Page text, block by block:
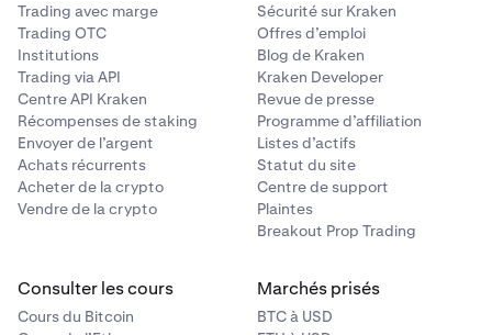
Trading avec marge
Trading OTC
Institutions
Trading via API
Centre API Kraken
Récompenses de staking
Envoyer de l’argent
Achats récurrents
Acheter de la crypto
Vendre de la crypto
Sécurité sur Kraken
Offres d’emploi
Blog de Kraken
Kraken Developer
Revue de presse
Programme d’affiliation
Listes d’actifs
Statut du site
Centre de support
Plaintes
Breakout Prop Trading
Consulter les cours
Cours du Bitcoin
Marchés prisés
BTC à USD